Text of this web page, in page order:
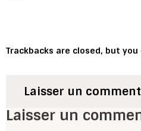
Trackbacks are closed, but you
Laisser un
Laisser un